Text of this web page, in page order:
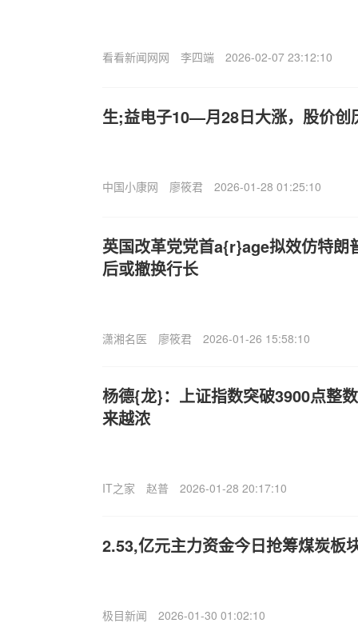
看看新闻网网 李四端 2026-02-07 23:12:10
生;益电子10—月28日大涨，股价创
中国小康网 廖筱君 2026-01-28 01:25:10
英国改革党党首a{r}age拟效仿特朗
后或撤换行长
潇湘名医 廖筱君 2026-01-26 15:58:10
杨德{龙}：上证指数突破3900点整
来越浓
IT之家 赵普 2026-01-28 20:17:10
2.53,亿元主力资金今日抢筹煤炭板
极目新闻 2026-01-30 01:02:10